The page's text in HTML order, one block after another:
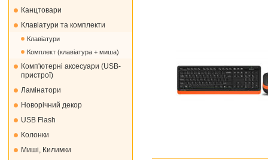
Канцтовари
Клавіатури та комплекти
Клавіатури
Комплект (клавіатура + миша)
Комп'ютерні аксесуари (USB-
пристрої)
Ламінатори
Новорічний декор
USB Flash
Колонки
Миші, Килимки